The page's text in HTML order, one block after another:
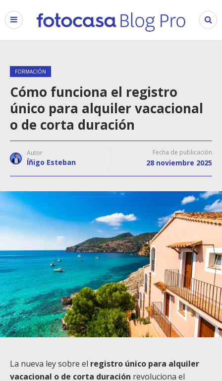
FORMACIÓN
Cómo funciona el registro
único para alquiler vacacional
o de corta duración
Autor
Íñigo Esteban
Fecha de publicación
28 noviembre 2025
La nueva ley sobre el registro único para alquiler
vacacional o de corta duración revoluciona el